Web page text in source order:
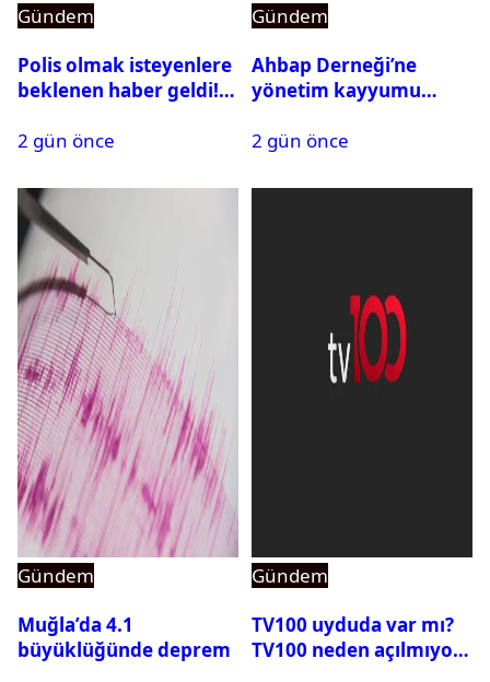
Gündem
Polis olmak isteyenlere
beklenen haber geldi!
2 gün önce
Gündem
Ahbap Derneği’ne
yönetim kayyumu
açıldı
2 gün önce
Gündem
Muğla’da 4.1
büyüklüğünde deprem
Gündem
TV100 uyduda var mı?
TV100 neden açılmıyor?